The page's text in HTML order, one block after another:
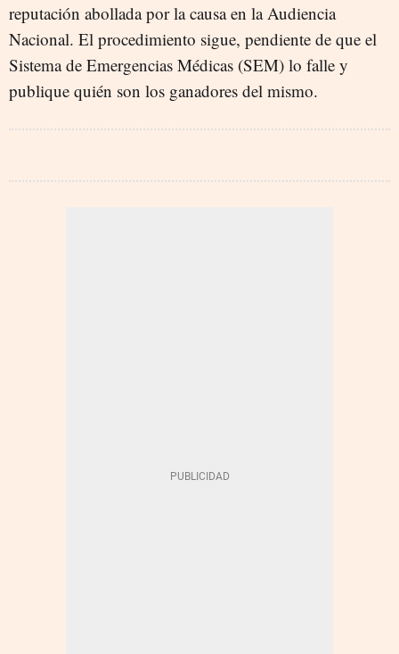
reputación abollada por la causa en la Audiencia
Nacional. El procedimiento sigue, pendiente de que el
Sistema de Emergencias Médicas (SEM) lo falle y
publique quién son los ganadores del mismo.